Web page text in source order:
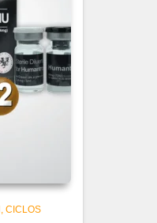
CICLOS